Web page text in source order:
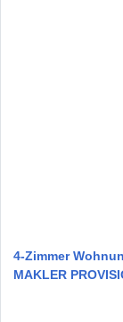
4-Zimmer
MAKLER